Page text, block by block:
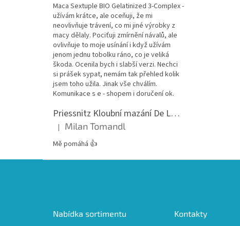
Maca Sextuple BIO Gelatinized 3-Complex -
užívám krátce, ale oceňuji, že mi
neovlivňuje trávení, co mi jiné výrobky z
macy dělaly. Pociťuji zmírnění návalů, ale
ovlivňuje to moje usínání i když užívám
jenom jednu tobolku ráno, co je veliká
škoda. Ocenila bych i slabší verzi. Nechci
si prášek sypat, nemám tak přehled kolik
jsem toho užila. Jinak vše chválím.
Komunikace s e - shopem i doručení ok.
Priessnitz Kloubní mazání De Luxe, 200ml
Hodnocení produktu je 5 z 5 hvězdiček.
| Milan Tomandl
Mě pomáhá 👍
Nabídka sortimentu Kontakty